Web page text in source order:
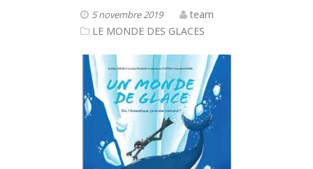
5 novembre 2019
team
LE MONDE DES GLACES